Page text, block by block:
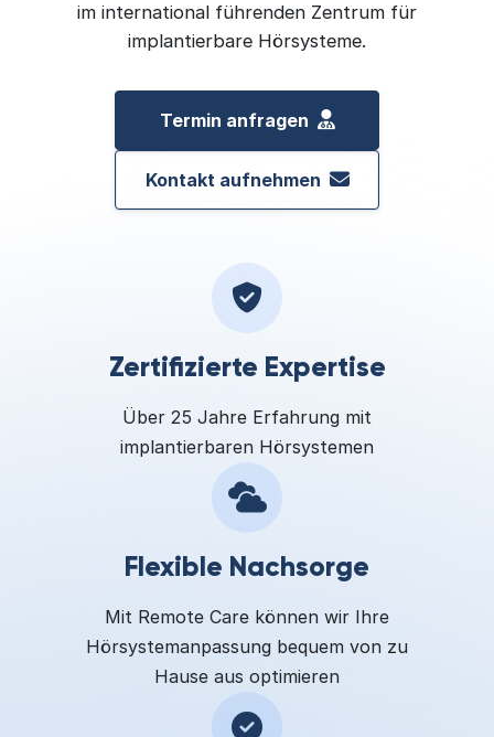
im international führenden Zentrum für
implantierbare Hörsysteme.
Termin anfragen
Kontakt aufnehmen
Zertifizierte Expertise
Über 25 Jahre Erfahrung mit
implantierbaren Hörsystemen
Flexible Nachsorge
Mit Remote Care können wir Ihre
Hörsystemanpassung bequem von zu
Hause aus optimieren